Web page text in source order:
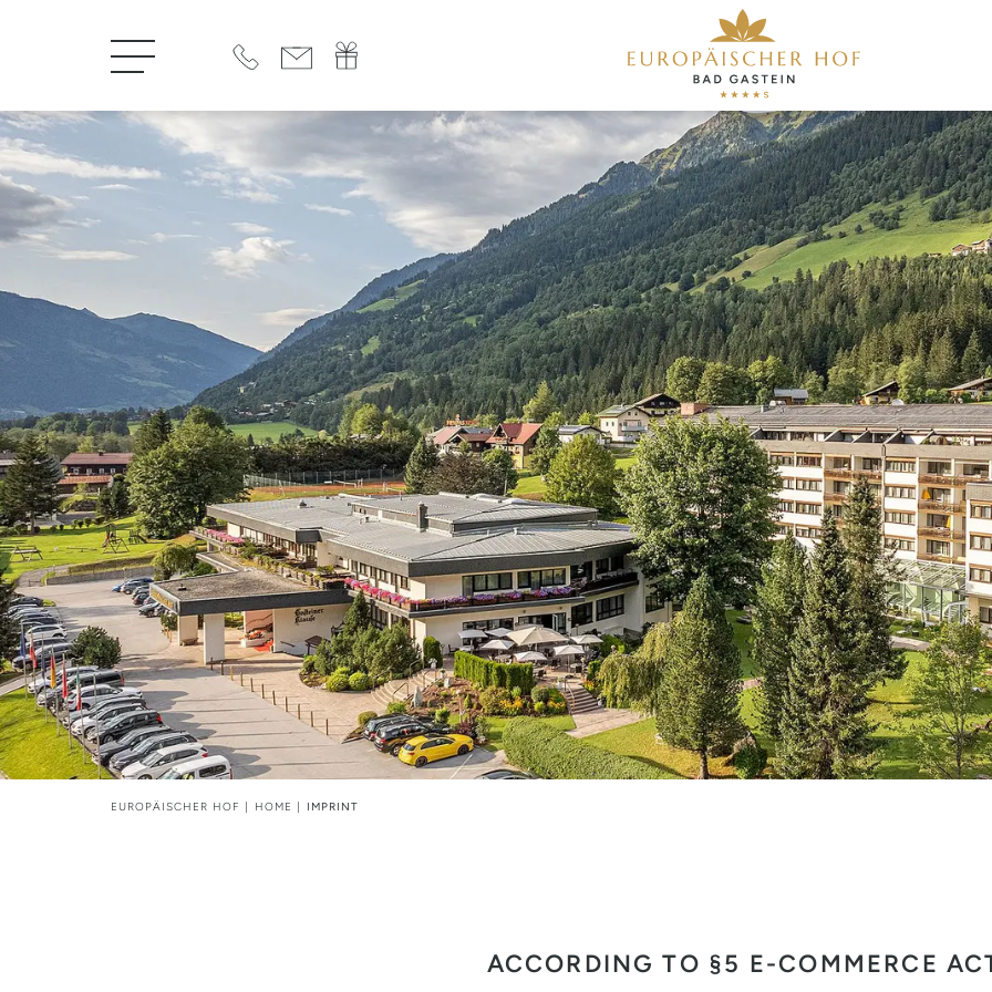
EUROPÄISCHER HOF HOME IMPRINT
ACCORDING TO §5 E-COMMERCE